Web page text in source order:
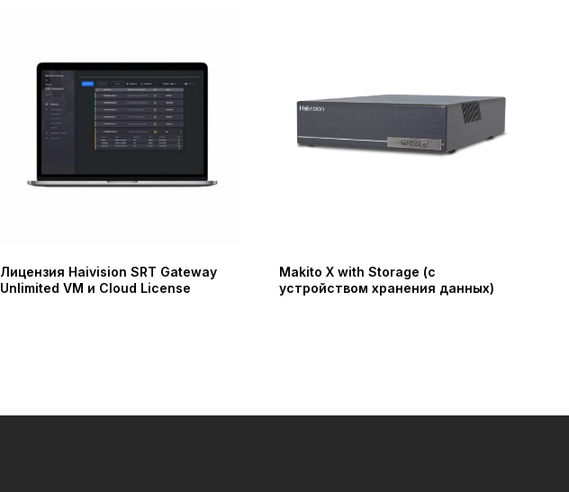
Лицензия Haivision SRT Gateway
Unlimited VM и Cloud License
Makito X with Storage (с
устройством хранения данных)